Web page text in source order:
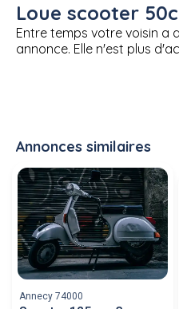
Loue scooter
Entre temps votre voisin a
annonce. Elle n'est plus
Annonces similaires
Annecy 74000